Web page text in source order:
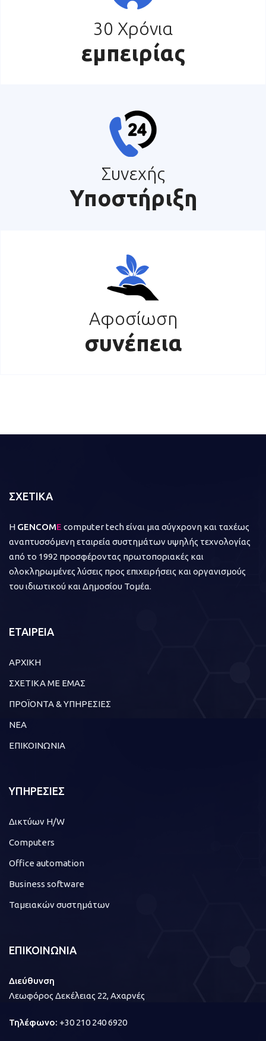
30 Χρόνια
εμπειρίας
Συνεχής
Υποστήριξη
Αφοσίωση
συνέπεια
ΣΧΕΤΙΚΑ
Η GENCOME computer tech είναι μια σύγχρονη και ταχέως
αναπτυσσόμενη εταιρεία συστημάτων υψηλής τεχνολογίας
από το 1992 προσφέροντας πρωτοποριακές και
ολοκληρωμένες λύσεις προς επιχειρήσεις και οργανισμούς
του ιδιωτικού και Δημοσίου Τομέα.
ΕΤΑΙΡΕΙΑ
ΑΡΧΙΚΗ
ΣΧΕΤΙΚΑ ΜΕ ΕΜΑΣ
ΠΡΟΪΟΝΤΑ & ΥΠΗΡΕΣΙΕΣ
ΝΕΑ
ΕΠΙΚΟΙΝΩΝΙΑ
ΥΠΗΡΕΣΙΕΣ
Δικτύων H/W
Computers
Office automation
Business software
Ταμειακών συστημάτων
ΕΠΙΚΟΙΝΩΝΙΑ
Διεύθυνση
Λεωφόρος Δεκέλειας 22, Αχαρνές
Τηλέφωνο: +30 210 240 6920